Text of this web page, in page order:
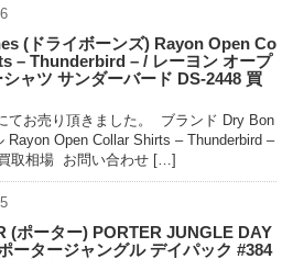
(ドライボーンズ) Rayon Open Co
– Thunderbird – / レーヨン オープ
ャツ サンダーバード DS-2448 買
てお売り頂きました。 ブランド Dry Bon
Rayon Open Collar Shirts – Thunderbird –
取相場 お問い合わせ […]
(ポーター) PORTER JUNGLE DAY
ータージャングル デイパック #384